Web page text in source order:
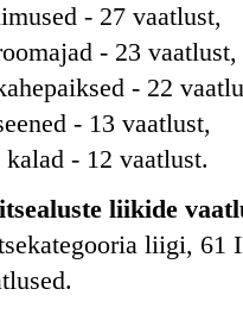
- 27 vaatlust,
- 23 vaatlust,
- 22
- 13 vaatlust,
kalad - 12 vaatlust.
liikide
liigi, 61